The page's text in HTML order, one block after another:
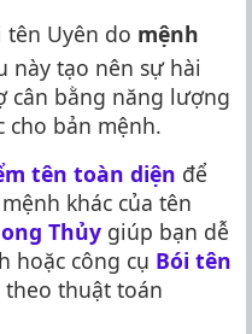
tên Uyên do mệnh
này tạo nên sự hài
cân bằng năng lượng
cho bản mệnh.
tên toàn diện để
khác của tên
Thủy giúp bạn dễ
hoặc công cụ Bói tên
thuật toán